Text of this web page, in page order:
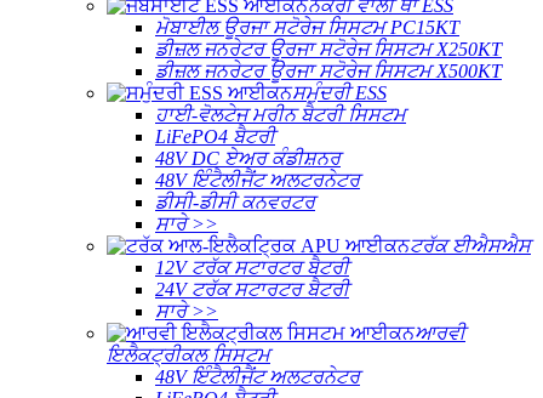
ਨੌਕਰੀ ਵਾਲੀ ਥਾਂ ESS
ਮੋਬਾਈਲ ਊਰਜਾ ਸਟੋਰੇਜ ਸਿਸਟਮ PC15KT
ਡੀਜ਼ਲ ਜਨਰੇਟਰ ਊਰਜਾ ਸਟੋਰੇਜ ਸਿਸਟਮ X250KT
ਡੀਜ਼ਲ ਜਨਰੇਟਰ ਊਰਜਾ ਸਟੋਰੇਜ ਸਿਸਟਮ X500KT
ਸਮੁੰਦਰੀ ESS
ਹਾਈ-ਵੋਲਟੇਜ ਮਰੀਨ ਬੈਟਰੀ ਸਿਸਟਮ
LiFePO4 ਬੈਟਰੀ
48V DC ਏਅਰ ਕੰਡੀਸ਼ਨਰ
48V ਇੰਟੈਲੀਜੈਂਟ ਅਲਟਰਨੇਟਰ
ਡੀਸੀ-ਡੀਸੀ ਕਨਵਰਟਰ
ਸਾਰੇ >>
ਟਰੱਕ ਈਐਸਐਸ
12V ਟਰੱਕ ਸਟਾਰਟਰ ਬੈਟਰੀ
24V ਟਰੱਕ ਸਟਾਰਟਰ ਬੈਟਰੀ
ਸਾਰੇ >>
ਆਰਵੀ
ਇਲੈਕਟ੍ਰੀਕਲ ਸਿਸਟਮ
48V ਇੰਟੈਲੀਜੈਂਟ ਅਲਟਰਨੇਟਰ